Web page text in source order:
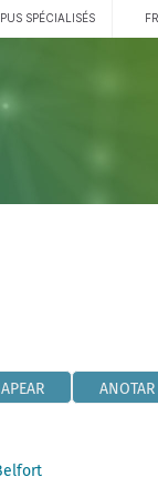
SPÉCIALISÉS
ANOTAR